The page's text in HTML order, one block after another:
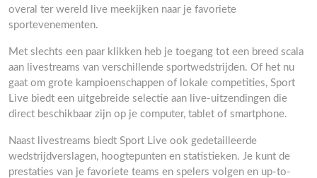
overal ter wereld live meekijken naar je favoriete
sportevenementen.
Met slechts een paar klikken heb je toegang tot een breed scala
aan livestreams van verschillende sportwedstrijden. Of het nu
gaat om grote kampioenschappen of lokale competities, Sport
Live biedt een uitgebreide selectie aan live-uitzendingen die
direct beschikbaar zijn op je computer, tablet of smartphone.
Naast livestreams biedt Sport Live ook gedetailleerde
wedstrijdverslagen, hoogtepunten en statistieken. Je kunt de
prestaties van je favoriete teams en spelers volgen en up-to-